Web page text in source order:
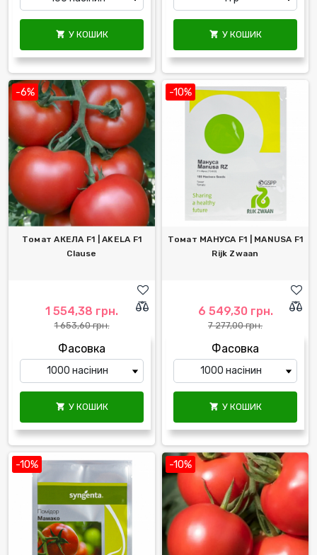
 У КОШИК  У КОШИК
-6%
Томат АКЕЛА F1 | AKELA F1
Clause
1 554,38 грн.
1 653,60 грн.
Фасовка
 У КОШИК
-10%
Томат МАНУСА F1 | MANUSA F1
Rijk Zwaan
6 549,30 грн.
7 277,00 грн.
Фасовка
 У КОШИК
-10% -10%